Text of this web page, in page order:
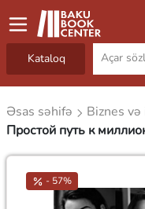
Kataloq
Əsas səhifə Biznes
Простой путь к
- 57%